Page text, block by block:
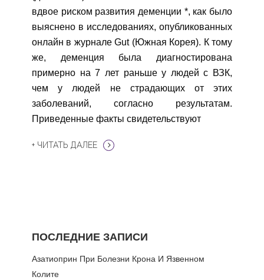
вдвое риском развития деменции *, как было
выяснено в исследованиях, опубликованных
онлайн в журнале Gut (Южная Корея). К тому
же, деменция была диагностирована
примерно на 7 лет раньше у людей с ВЗК,
чем у людей не страдающих от этих
заболеваний, согласно результатам.
Приведенные факты свидетельствуют
+ ЧИТАТЬ ДАЛЕЕ
ПОСЛЕДНИЕ ЗАПИСИ
Азатиоприн При Болезни Крона И Язвенном
Колите